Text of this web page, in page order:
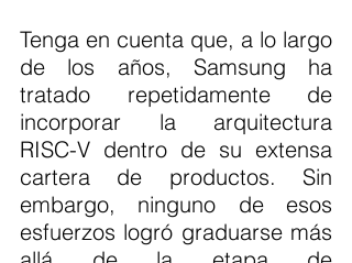
Tenga en cuenta que, a lo largo
de los años, Samsung ha
tratado repetidamente de
incorporar la arquitectura
RISC-V dentro de su extensa
cartera de productos. Sin
embargo, ninguno de esos
esfuerzos logró graduarse más